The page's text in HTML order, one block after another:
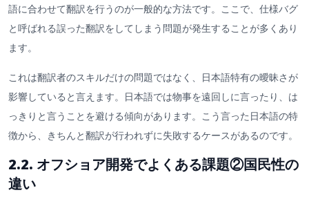
語に合わせて翻訳を行うのが一般的な方法です。ここで、仕様バグ
と呼ばれる誤った翻訳をしてしまう問題が発生することが多くあり
ます。
これは翻訳者のスキルだけの問題ではなく、日本語特有の曖昧さが
影響していると言えます。日本語では物事を遠回しに言ったり、は
っきりと言うことを避ける傾向があります。こう言った日本語の特
徴から、きちんと翻訳が行われずに失敗するケースがあるのです。
2.2. オフショア開発でよくある課題②国民性の
違い